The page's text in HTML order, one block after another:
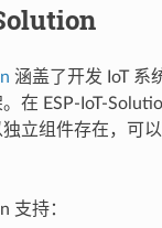
涵盖了开发 IoT 系
在 ESP-IoT-
立组件存在，可
支持：